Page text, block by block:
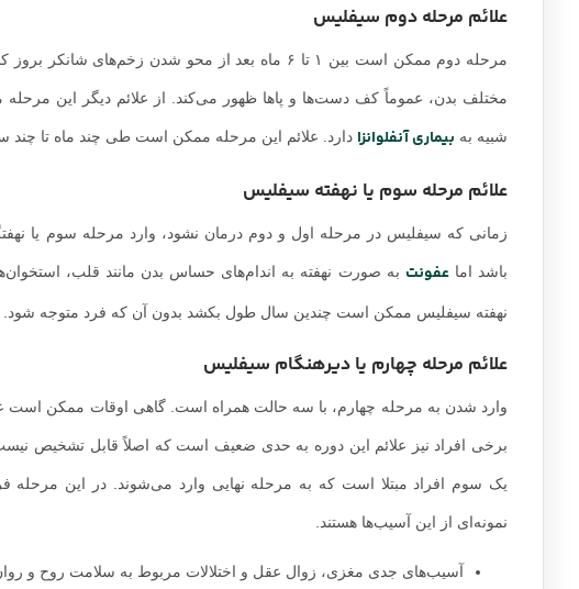
علائم مرحله دوم سیفلیس
مرحله دوم ممکن است بین ۱ تا ۶ ماه بعد از محو شدن
مختلف بدن، عموماً کف دست‌ها و پاها ظهور می‌کند. از علائم دیگر این
شبیه به بیماری آنفلوانزا دارد. علائم این مرحله ممکن است طی چند ماه تا چند
علائم مرحله سوم یا نهفته سیفلیس
زمانی که سیفلیس در مرحله اول و دوم درمان نشود، وارد مرحله سوم یا
باشد اماعفونت به صورت نهفته به اندام‌های حساس بدن مانند قلب،
نهفته سیفلیس ممکن است چندین سال طول بکشد بدون آن که فرد متوجه شود.
علائم مرحله چهارم یا دیرهنگام سیفلیس
وارد شدن به مرحله چهارم، با سه حالت همراه است. گاهی اوقات ممکن است
برخی افراد نیز علائم این دوره به حدی ضعیف است که اصلاً قابل تشخیص
یک سوم افراد مبتلا است که به مرحله نهایی وارد می‌شوند. در این
نمونه‌ای از این آسیب‌ها هستند.
آسیب‌های جدی مغزی، زوال عقل و اختلالات مربوط به سلامت روح و